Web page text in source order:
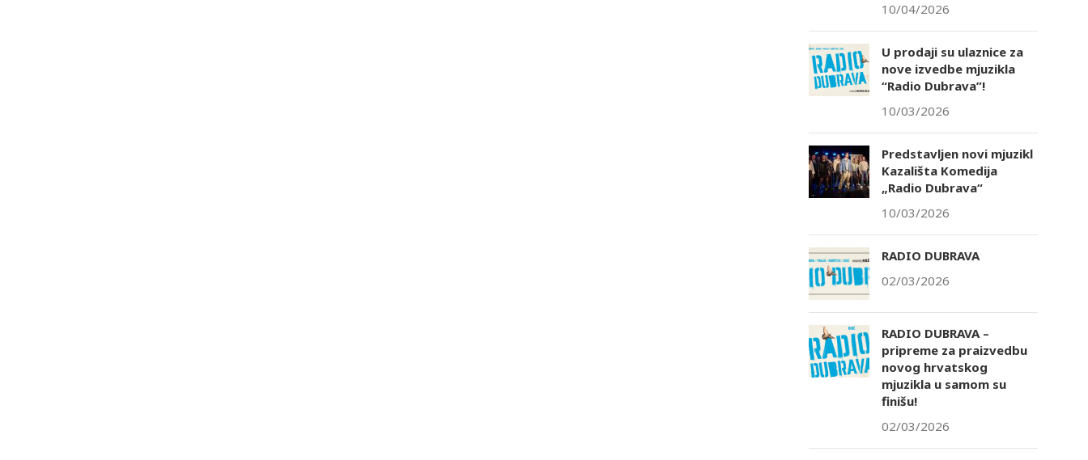
10/04/2026
U prodaji su ulaznice za
nove izvedbe mjuzikla
“Radio Dubrava”!
10/03/2026
Predstavljen novi mjuzikl
Kazališta Komedija
„Radio Dubrava“
10/03/2026
RADIO DUBRAVA
02/03/2026
RADIO DUBRAVA –
pripreme za praizvedbu
novog hrvatskog
mjuzikla u samom su
finišu!
02/03/2026